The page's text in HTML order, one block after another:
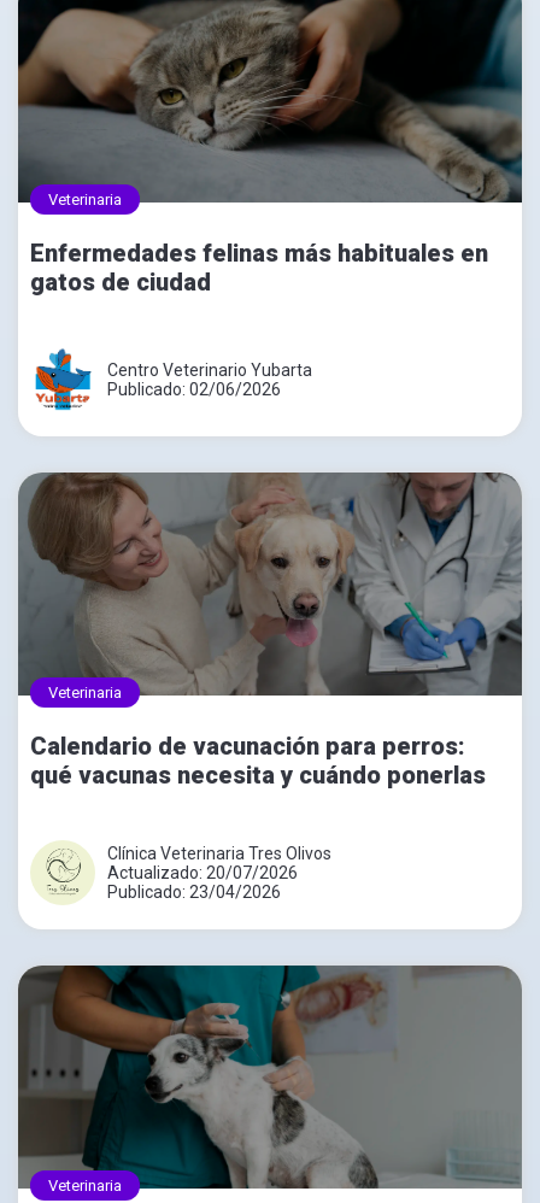
Veterinaria
Enfermedades felinas más habituales en
gatos de ciudad
Centro Veterinario Yubarta
Publicado: 02/06/2026
Veterinaria
Calendario de vacunación para perros:
qué vacunas necesita y cuándo ponerlas
Clínica Veterinaria Tres Olivos
Actualizado: 20/07/2026
Publicado: 23/04/2026
Veterinaria